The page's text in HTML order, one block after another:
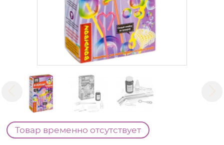
Товар временно отсутствует